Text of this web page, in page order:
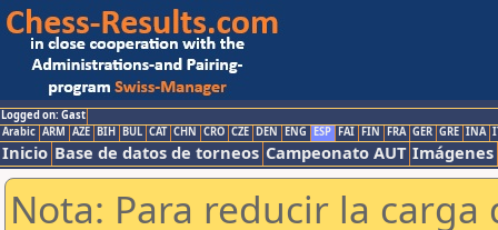
Logged on: Gast
Arabic ARM AZE BIH BUL CAT CHN CRO CZE DEN ENG ESP FAI FIN FRA GER GRE INA
Inicio Base de datos de torneos Campeonato AUT Imágenes
Nota: Para reducir la